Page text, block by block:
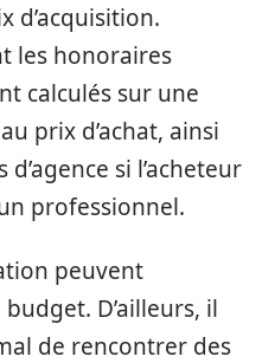
d’acquisition.
les honoraires
calculés sur une
prix d’achat, ainsi
si l’acheteur
professionnel.
peuvent
D’ailleurs, il
de rencontrer des